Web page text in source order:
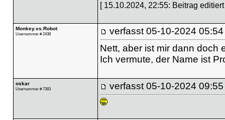
[ 15.10.2024, 22:55: Beitrag
Monkey.vs.Robot
Usernummer # 2438 verfasst 05-10-2024 05:54
Nett, aber ist mir dann doch
Ich vermute, der Name ist
oskar
Usernummer # 7383 verfasst 05-10-2024 09:55